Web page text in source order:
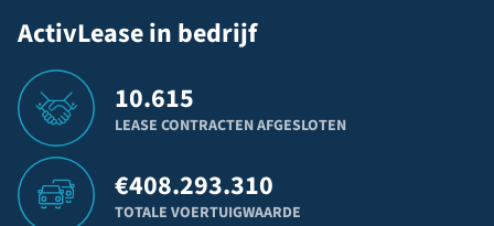
ActivLease in bedrijf
10.615
LEASE CONTRACTEN AFGESLOTEN
€408.293.310
TOTALE VOERTUIGWAARDE